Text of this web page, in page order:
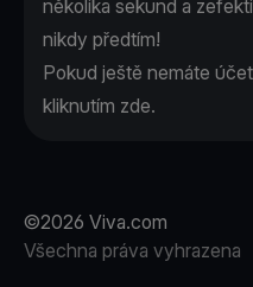
několika sekund a
nikdy předtím!
Pokud ještě nemáte
kliknutím zde.
©2026 Viva.com
Všechna práva vyhrazena